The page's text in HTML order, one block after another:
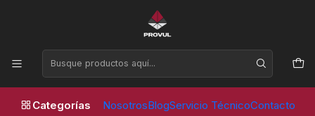
Categorías NosotrosBlogServicio TécnicoContacto
Horario de atención Lunes a Viernes de 09:00 a 17:30 horas
Inicio Equipos de taller